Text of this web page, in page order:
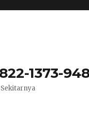
1373-